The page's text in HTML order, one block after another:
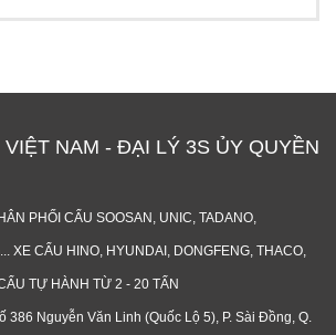
NAM - ĐẠI LÝ 3S ỦY QUYỀN
PHỐI CẨU SOOSAN, UNIC, TADANO,
XE CẨU HINO, HYUNDAI, DONGFENG, THACO,
TỰ HÀNH TỪ 2 - 20 TẤN
386 Nguyễn Văn Linh (Quốc Lộ 5), P. Sài Đồng, Q.